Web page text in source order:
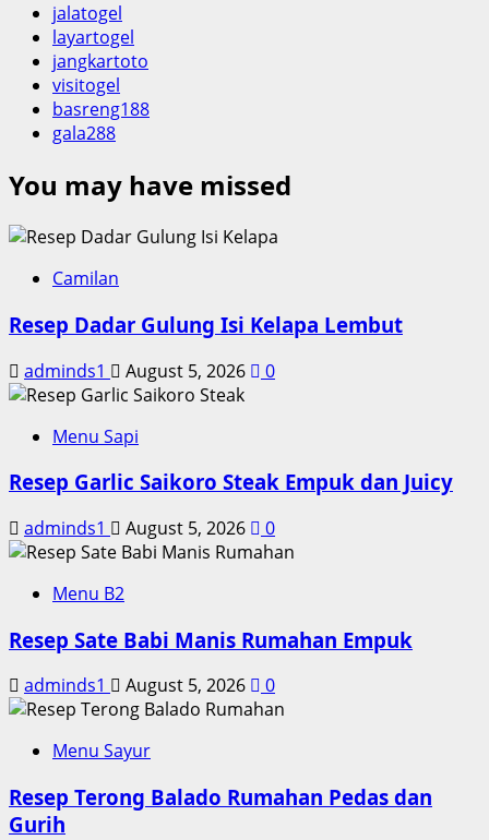
jalatogel
layartogel
jangkartoto
visitogel
basreng188
gala288
You may have missed
Camilan
Resep Dadar Gulung Isi Kelapa Lembut
adminds1 August 5, 2026 0
Menu Sapi
Resep Garlic Saikoro Steak Empuk dan Juicy
adminds1 August 5, 2026 0
Menu B2
Resep Sate Babi Manis Rumahan Empuk
adminds1 August 5, 2026 0
Menu Sayur
Resep Terong Balado Rumahan Pedas dan
Gurih